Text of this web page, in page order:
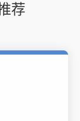
荐